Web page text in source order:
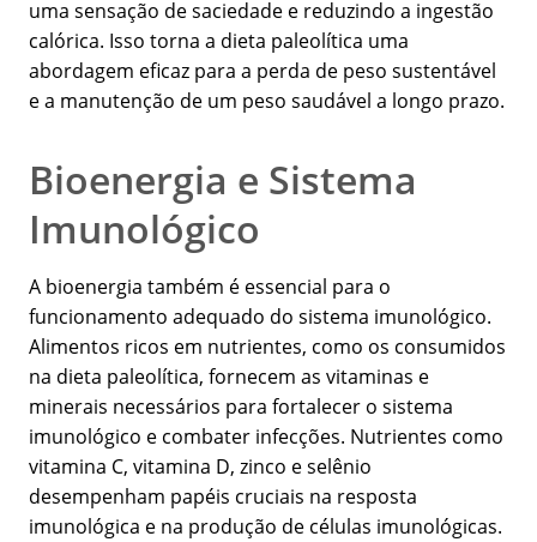
uma sensação de saciedade e reduzindo a ingestão
calórica. Isso torna a dieta paleolítica uma
abordagem eficaz para a perda de peso sustentável
e a manutenção de um peso saudável a longo prazo.
Bioenergia e Sistema
Imunológico
A bioenergia também é essencial para o
funcionamento adequado do sistema imunológico.
Alimentos ricos em nutrientes, como os consumidos
na dieta paleolítica, fornecem as vitaminas e
minerais necessários para fortalecer o sistema
imunológico e combater infecções. Nutrientes como
vitamina C, vitamina D, zinco e selênio
desempenham papéis cruciais na resposta
imunológica e na produção de células imunológicas.